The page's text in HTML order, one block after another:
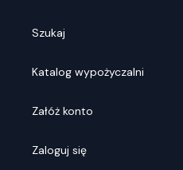
Szukaj
Katalog wypożyczalni
Załóż konto
Zaloguj się